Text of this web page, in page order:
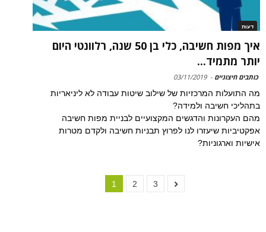
דעות
איך מפות חשיבה, כלי בן 50 שנה, רלוונטי היום
יותר מתמיד...
כותבים חיצוניים -
03/11/2019
מה התועלות המרכזיות של שילוב שיטות עבודה לא ליניאריות
בתהליכי חשיבה ולמידה?
מהם העקרונות והדגשים המקצועיים לבניית מפות חשיבה
אפקטיביות שיעזרו לנו לפרוץ תבניות חשיבה ולקדם מטרות
אישיות וארגוניות?
1 2 3